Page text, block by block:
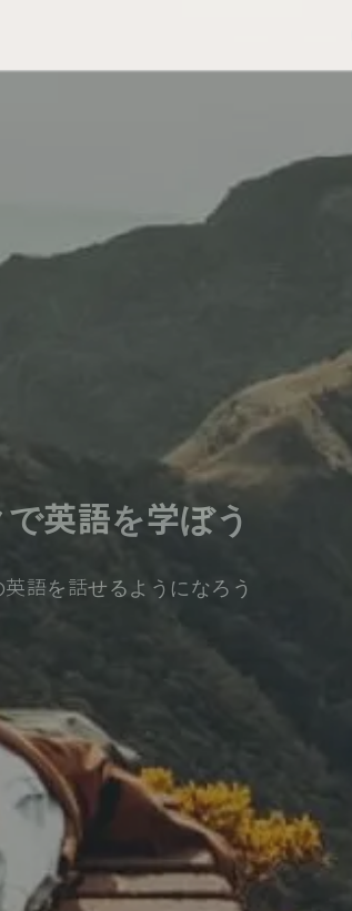
英語を学ぼう
語を話せるようになろう